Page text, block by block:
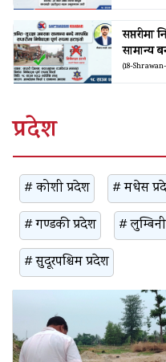
सप्तरीमा
सामान्य
(18-
प्रदेश
# कोशी प्रदेश # मधेस
# गण्डकी प्रदेश
#
# सुदूरपश्चिम प्रदेश